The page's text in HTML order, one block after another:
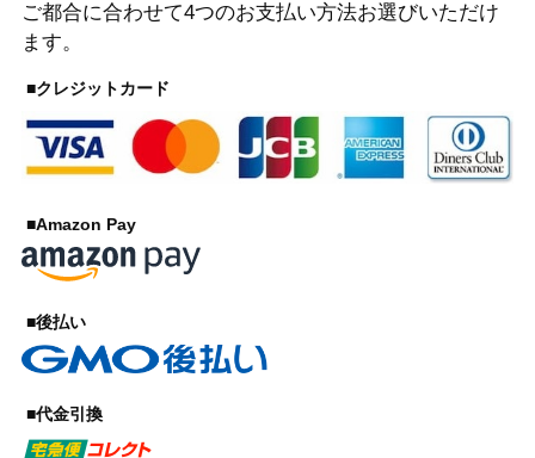
ご都合に合わせて4つのお支払い方法お選びいただけ
ます。
■クレジットカード
■Amazon Pay
■後払い
■代金引換